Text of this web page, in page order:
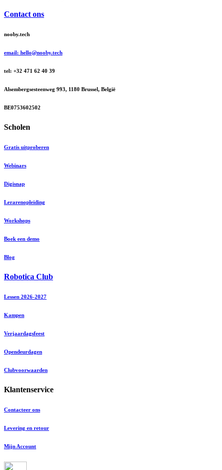
Contact ons
nooby.tech
email: hello@nooby.tech
tel: +32 471 62 40 39
Alsembergsesteenweg 993, 1180 Brussel, België
BE0753602502
Scholen
Gratis uitproberen
Webinars
Digisnap
Lerarenopleiding
Workshops
Boek een demo
Blog
Robotica Club
Lessen 2026-2027
Kampen
Verjaardagsfeest
Opendeurdagen
Clubvoorwaarden
Klantenservice
Contacteer ons
Levering en retour
Mijn Account